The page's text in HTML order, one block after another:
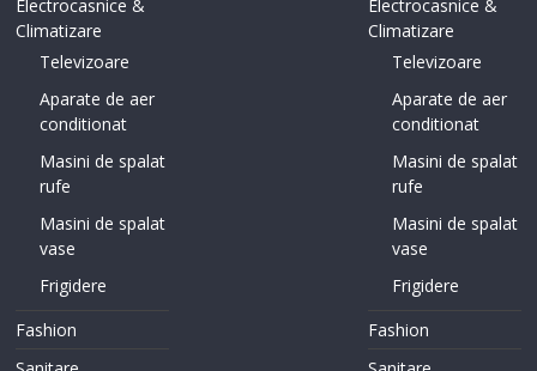
Electrocasnice &
Climatizare
Televizoare
Aparate de aer
conditionat
Masini de spalat
rufe
Masini de spalat
vase
Frigidere
Fashion
Electrocasnice &
Climatizare
Televizoare
Aparate de aer
conditionat
Masini de spalat
rufe
Masini de spalat
vase
Frigidere
Fashion